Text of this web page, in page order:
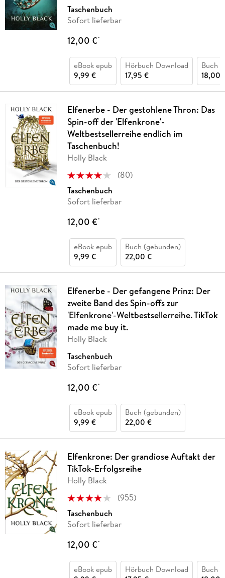
Taschenbuch
Sofort lieferbar
12,00 €*
eBook epub
9,99 €
Hörbuch Download
17,95 €
Buch
18,00
Elfenerbe - Der gestohlene Thron: Das
Spin-off der 'Elfenkrone'-
Weltbestsellerreihe endlich im
Taschenbuch!
Holly Black
(80)
Taschenbuch
Sofort lieferbar
12,00 €*
eBook epub
9,99 €
Buch (gebunden)
22,00 €
Elfenerbe - Der gefangene Prinz: Der
zweite Band des Spin-offs zur
'Elfenkrone'-Weltbestsellerreihe. TikTok
made me buy it.
Holly Black
Taschenbuch
Sofort lieferbar
12,00 €*
eBook epub
9,99 €
Buch (gebunden)
22,00 €
Elfenkrone: Der grandiose Auftakt der
TikTok-Erfolgsreihe
Holly Black
(955)
Taschenbuch
Sofort lieferbar
12,00 €*
eBook epub
Hörbuch Download
Buch